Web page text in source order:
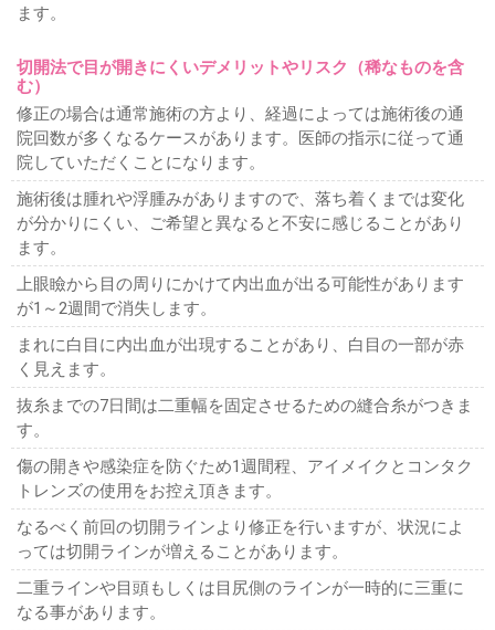
ます。
切開法で目が開きにくいデメリットやリスク（稀なものを含
む）
修正の場合は通常施術の方より、経過によっては施術後の通
院回数が多くなるケースがあります。医師の指示に従って通
院していただくことになります。
施術後は腫れや浮腫みがありますので、落ち着くまでは変化
が分かりにくい、ご希望と異なると不安に感じることがあり
ます。
上眼瞼から目の周りにかけて内出血が出る可能性があります
が1～2週間で消失します。
まれに白目に内出血が出現することがあり、白目の一部が赤
く見えます。
抜糸までの7日間は二重幅を固定させるための縫合糸がつきま
す。
傷の開きや感染症を防ぐため1週間程、アイメイクとコンタク
トレンズの使用をお控え頂きます。
なるべく前回の切開ラインより修正を行いますが、状況によ
っては切開ラインが増えることがあります。
二重ラインや目頭もしくは目尻側のラインが一時的に三重に
なる事があります。